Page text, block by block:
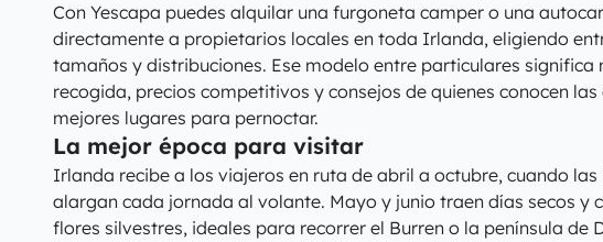
Con Yescapa puedes alquilar una furgoneta camper o una
directamente a propietarios locales en toda Irlanda, eligiendo
tamaños y distribuciones. Ese modelo entre particulares significa
recogida, precios competitivos y consejos de quienes conocen
mejores lugares para pernoctar.
La mejor época para visitar
Irlanda recibe a los viajeros en ruta de abril a octubre, cuando las
alargan cada jornada al volante. Mayo y junio traen días secos y
flores silvestres, ideales para recorrer el Burren o la península de